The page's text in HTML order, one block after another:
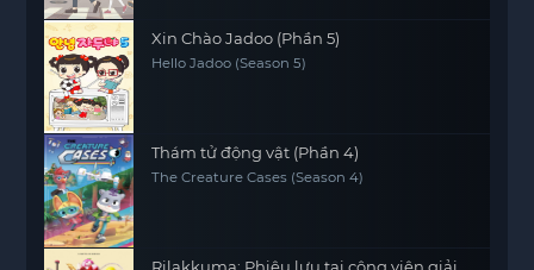
Xin Chào Jadoo (Phần 5)
Hello Jadoo (Season 5)
Thám tử động vật (Phần 4)
The Creature Cases (Season 4)
Rilakkuma: Phiêu lưu tại công viên giải